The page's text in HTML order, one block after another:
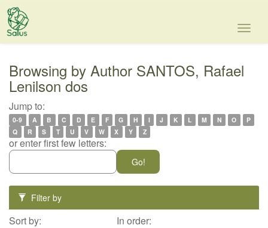
Skip
Browsing by Author SANTOS, Rafael
Lenilson dos
Jump to:
0-9 A B C D E F G H I J K L M N O
P
Q
R S T U V W X Y Z
or enter first few letters:
Filter by
Sort by: In order: